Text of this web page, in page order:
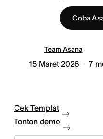
Coba
Team Asana
15 Maret 2026 7
Cek Templat
Tonton demo